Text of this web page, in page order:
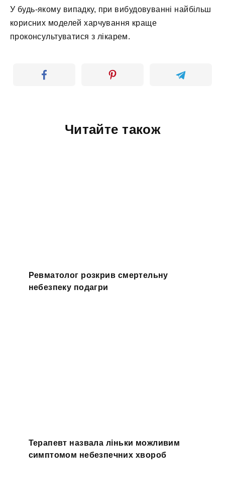
У будь-якому випадку, при вибудовуванні найбільш
корисних моделей харчування краще
проконсультуватися з лікарем.
Читайте також
Ревматолог розкрив смертельну
небезпеку подагри
Терапевт назвала ліньки можливим
симптомом небезпечних хвороб